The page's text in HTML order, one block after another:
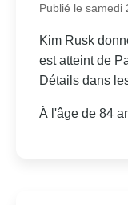
Publié le samedi
Kim Rusk
est atteint de
Détails dans
À l'âge de 84